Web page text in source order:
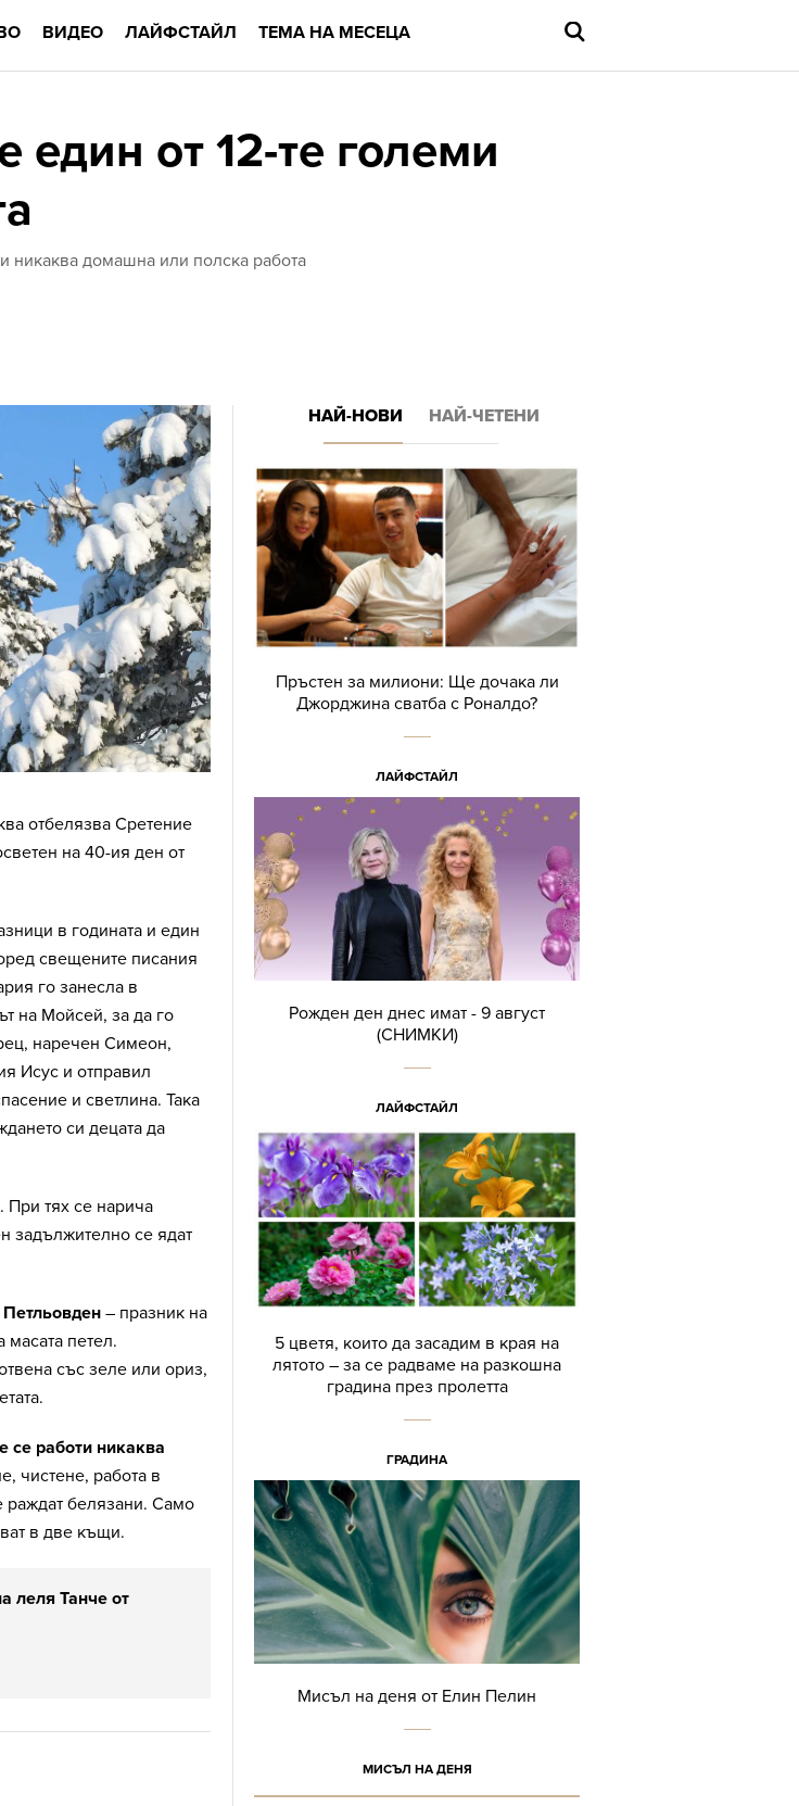
ВИДЕО ЛАЙФСТАЙЛ ТЕМА НА МЕСЕЦА
от 12-те големи
никаква домашна или полска работа
отбелязва Сретение
на 40-ия ден от
в годината и един
свещените писания
го занесла в
на Мойсей, за да го
наречен Симеон,
Исус и отправил
и светлина. Така
си децата да
При тях се нарича
задължително се ядат
Петльовден – празник на
петел.
със зеле или ориз,
се работи никаква
чистене, работа в
раждат белязани. Само
в две къщи.
леля Танче от
НАЙ-НОВИ НАЙ-ЧЕТЕНИ
Пръстен за милиони: Ще дочака ли
Джорджина сватба с Роналдо?
ЛАЙФСТАЙЛ
Рожден ден днес имат - 9 август
(СНИМКИ)
ЛАЙФСТАЙЛ
5 цветя, които да засадим в края на
лятото – за се радваме на разкошна
градина през пролетта
ГРАДИНА
Мисъл на деня от Елин Пелин
МИСЪЛ НА ДЕНЯ